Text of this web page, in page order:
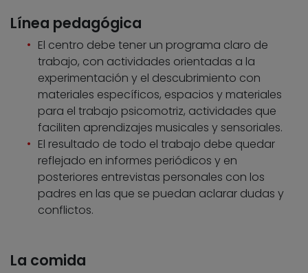
Línea pedagógica
El centro debe tener un programa claro de
trabajo, con actividades orientadas a la
experimentación y el descubrimiento con
materiales específicos, espacios y materiales
para el trabajo psicomotriz, actividades que
faciliten aprendizajes musicales y sensoriales.
El resultado de todo el trabajo debe quedar
reflejado en informes periódicos y en
posteriores entrevistas personales con los
padres en las que se puedan aclarar dudas y
conflictos.
La comida